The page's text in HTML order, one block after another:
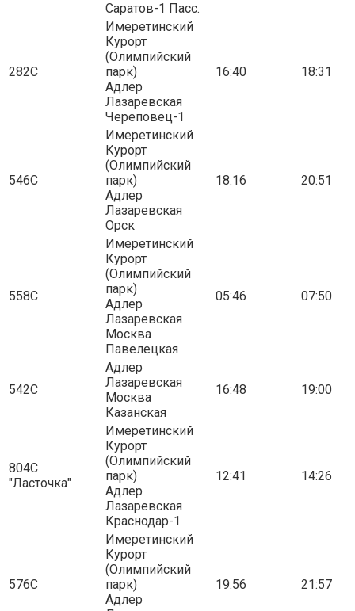
Саратов-1 Пасс.
282С
Имеретинский
Курорт
(Олимпийский
парк)
Адлер
Лазаревская
Череповец-1
16:40 18:31
546С
Имеретинский
Курорт
(Олимпийский
парк)
Адлер
Лазаревская
Орск
18:16 20:51
558С
Имеретинский
Курорт
(Олимпийский
парк)
Адлер
Лазаревская
Москва
Павелецкая
05:46 07:50
542С
Адлер
Лазаревская
Москва
Казанская
16:48 19:00
804С
"Ласточка"
Имеретинский
Курорт
(Олимпийский
парк)
Адлер
Лазаревская
Краснодар-1
12:41 14:26
576С
Имеретинский
Курорт
(Олимпийский
парк)
Адлер
19:56 21:57